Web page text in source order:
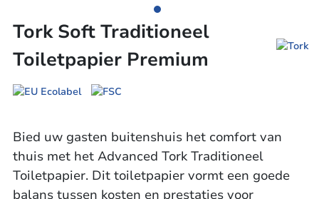
Tork Soft Traditioneel
Toiletpapier Premium
Bied uw gasten buitenshuis het comfort van
thuis met het Advanced Tork Traditioneel
Toiletpapier. Dit toiletpapier vormt een goede
balans tussen kosten en prestaties voor